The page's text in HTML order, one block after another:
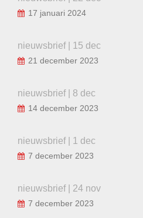
17 januari 2024
nieuwsbrief | 15 dec
21 december 2023
nieuwsbrief | 8 dec
14 december 2023
nieuwsbrief | 1 dec
7 december 2023
nieuwsbrief | 24 nov
7 december 2023